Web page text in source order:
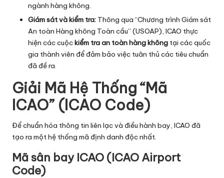
ngành hàng không.
Giám sát và kiểm tra: Thông qua “Chương trình Giám sát
An toàn Hàng không Toàn cầu” (USOAP), ICAO thực
hiện các cuộckiểm tra an toàn hàng không tại các quốc
gia thành viên để đảm bảo việc tuân thủ các tiêu chuẩn
đã đề ra.
Giải Mã Hệ Thống “Mã
ICAO” (ICAO Code)
Để chuẩn hóa thông tin liên lạc và điều hành bay, ICAO đã
tạo ra một hệ thống mã định danh độc nhất.
Mã sân bay ICAO (ICAO Airport
Code)